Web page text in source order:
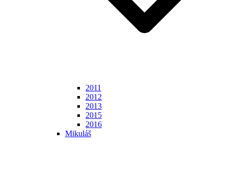
2011
2012
2013
2015
2016
Mikuláš